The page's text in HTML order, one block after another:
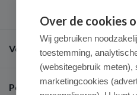
Veel gestelde vragen
Populaire merken
Over de cookies
Wij gebruiken
toestemming,
(websitegebruik meten),
marketingcookies